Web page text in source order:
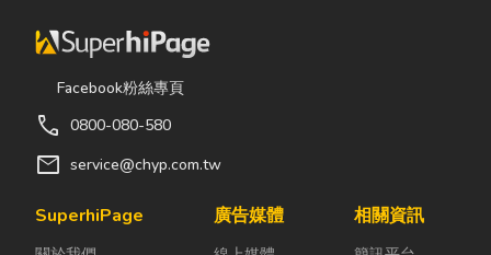
Facebook粉絲專頁
call 0800-080-580
mail service@chyp.com.tw
SuperhiPage 廣告媒體 相關資訊